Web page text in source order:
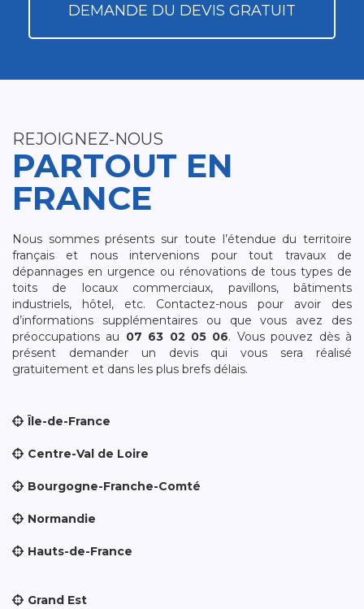
DEMANDE DU DEVIS GRATUIT
REJOIGNEZ-NOUS
PARTOUT EN
FRANCE
Nous sommes présents sur toute l’étendue du territoire
français et nous intervenions pour tout travaux de
dépannages en urgence ou rénovations de tous types de
toits de locaux commerciaux, pavillons, bâtiments
industriels, hôtel, etc. Contactez-nous pour avoir des
d’informations supplémentaires ou que vous avez des
préoccupations au 07 63 02 05 06. Vous pouvez dès à
présent demander un devis qui vous sera réalisé
gratuitement et dans les plus brefs délais.
Île-de-France
Centre-Val de Loire
Bourgogne-Franche-Comté
Normandie
Hauts-de-France
Grand Est